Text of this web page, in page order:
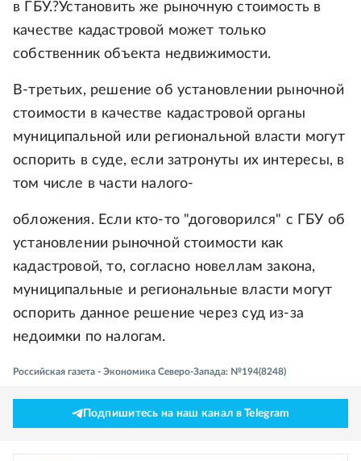
в ГБУ.?Установить же рыночную стоимость в
качестве кадастровой может только
собственник объекта недвижимости.
В-третьих, решение об установлении рыночной
стоимости в качестве кадастровой органы
муниципальной или региональной власти могут
оспорить в суде, если затронуты их интересы, в
том числе в части налого-
обложения. Если кто-то "договорился" с ГБУ об
установлении рыночной стоимости как
кадастровой, то, согласно новеллам закона,
муниципальные и региональные власти могут
оспорить данное решение через суд из-за
недоимки по налогам.
Российская газета - Экономика Северо-Запада: №194(8248)
Подпишитесь на наш канал в Telegram